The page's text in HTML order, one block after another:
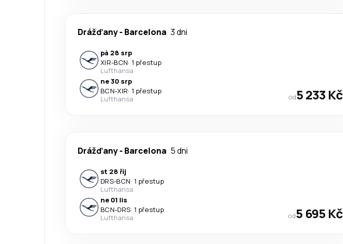
Drážďany- Barcelona 3 dni
pá 28 srp
XIR-BCN· 1 přestup
Lufthansa
ne 30 srp
BCN-XIR· 1 přestup
Lufthansa
od5 233 Kč
Drážďany- Barcelona 5 dni
st 28 říj
DRS-BCN· 1 přestup
Lufthansa
ne 01 lis
BCN-DRS· 1 přestup
Lufthansa
od5 695 Kč